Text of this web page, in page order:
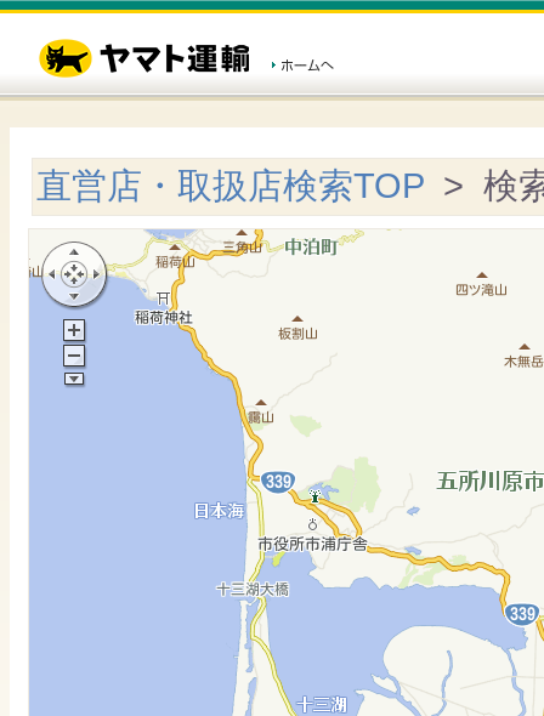
直営店・取扱店検索TOP > 検